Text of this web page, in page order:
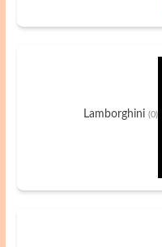
Lamborghini (0)